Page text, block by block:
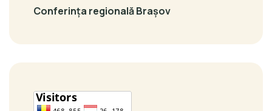
Conferința regională Brașov